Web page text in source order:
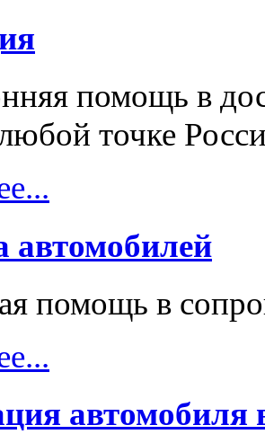
помощь в
точке
автомобилей
помощь в